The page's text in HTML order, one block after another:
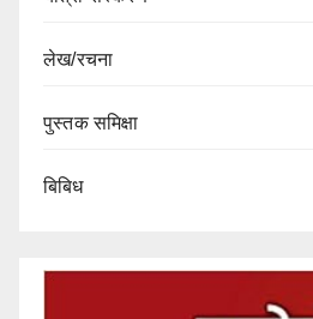
लेख/रचना
पुस्तक समिक्षा
बिबिध